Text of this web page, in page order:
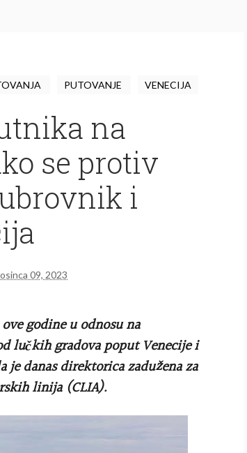
PUTOVANJE VENECIJA
na
se protiv
i
09, 2023
godine u odnosu na
lučkih gradova poput Venecije i
danas direktorica zadužena za
linija (CLIA).